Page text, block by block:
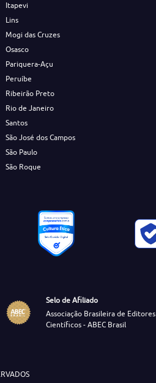
Itapevi
Lins
Mogi das Cruzes
Osasco
Pariquera-Açu
Peruíbe
Ribeirão Preto
Rio de Janeiro
Santos
São José dos Campos
São Paulo
São Roque
Selo de Afiliado
Associação Brasileira de Editores
Científicos - ABEC Brasil